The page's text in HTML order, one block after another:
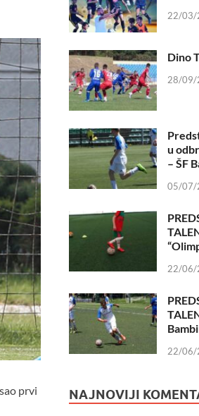
prvi
22/03/
Dino
28/09/
u
– ŠF
05/07/
22/06/
22/06/
NAJNOVIJI